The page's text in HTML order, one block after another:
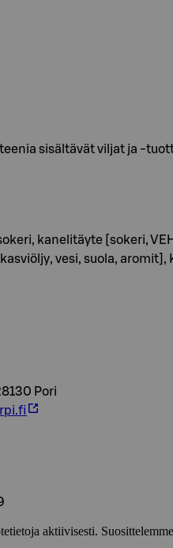
sisältävät viljat ja -
kanelitäyte [sokeri,
vesi, suola, aromit],
Pori
aktiivisesti.